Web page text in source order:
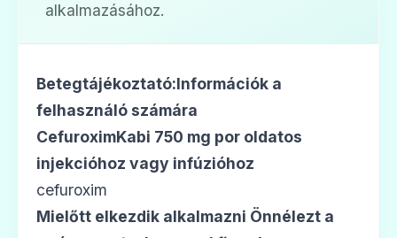
alkalmazásához.
Betegtájékoztató:Információk a
felhasználó számára
CefuroximKabi 750 mg por oldatos
injekcióhoz vagy infúzióhoz
cefuroxim
Mielőtt elkezdik alkalmazni Önnélezt a